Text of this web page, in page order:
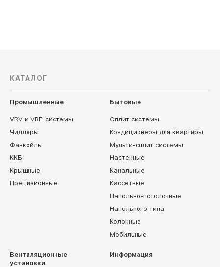
КАТАЛОГ
Промышленные
VRV и VRF-системы
Чиллеры
Фанкойлы
ККБ
Крышные
Прецизионные
Бытовые
Сплит системы
Кондиционеры для квартиры
Мульти-сплит системы
Настенные
Канальные
Кассетные
Напольно-потолочные
Напольного типа
Колонные
Мобильные
Вентиляционные
установки
Информация